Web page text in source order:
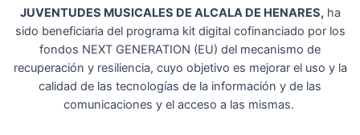
JUVENTUDES MUSICALES DE ALCALA DE HENARES,ha
sido beneficiaria del programa kit digital cofinanciado por los
fondos NEXT GENERATION (EU) del mecanismo de
recuperación y resiliencia, cuyo objetivo es mejorar el uso y la
calidad de las tecnologías de la información y de las
comunicaciones y el acceso a las mismas.